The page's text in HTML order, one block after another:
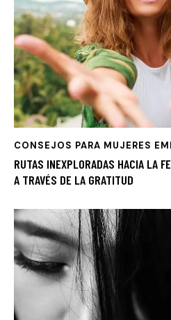
CONSEJOS PARA MUJERES
RUTAS INEXPLORADAS HACIA LA
A TRAVÉS DE LA GRATITUD